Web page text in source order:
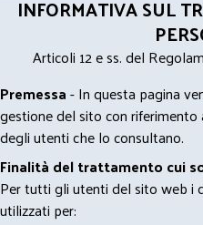
INFORMATIVA SUL
Articoli 12 e ss. del
Premessa- In questa pagina
gestione del sito con
degli utenti che lo consultano.
Finalità del trattamento cui
Per tutti gli utenti del sito web i
utilizzati per: